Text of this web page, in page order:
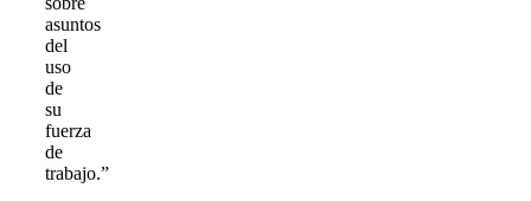
asuntos
del
uso
de
su
fuerza
de
trabajo.”